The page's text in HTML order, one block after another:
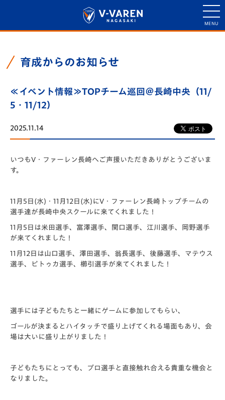
育成からのお知らせ
≪イベント情報≫TOPチーム巡回＠長崎中央（11/
5・11/12）
2025.11.14
いつもV・ファーレン長崎へご声援いただきありがとうございま
す。
11月5日(水)・11月12日(水)にV・ ファーレン長崎トップチームの
選手達が長崎中央スクールに来てくれました！
11月5日は米田選手、富澤選手、関口選手、江川選手、岡野選手
が来てくれました！
11月12日は山口選手、澤田選手、翁長選手、後藤選手、マテウス
選手、ピトゥカ選手、櫛引選手が来てくれました！
選手には子どもたちと一緒にゲームに参加してもらい、
ゴールが決まるとハイタッチで盛り上げてくれる場面もあり、 会
場は大いに盛り上がりました！
子どもたちにとっても、
プロ選手と直接触れ合える貴重な機会と
なりました。